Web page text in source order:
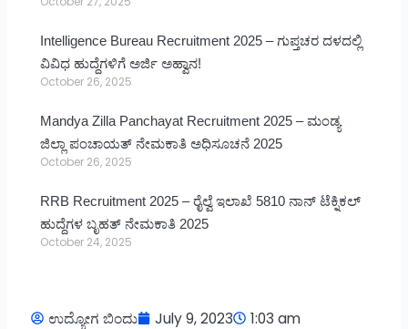
Intelligence Bureau Recruitment 2025 – ಗುಪ್ತಚರ ದಳದಲ್ಲಿ
ವಿವಿಧ ಹುದ್ದೆಗಳಿಗೆ ಅರ್ಜಿ ಅಹ್ವಾನ!
October 26, 2025
Mandya Zilla Panchayat Recruitment 2025 – ಮಂಡ್ಯ
ಜಿಲ್ಲಾ ಪಂಚಾಯತ್ ನೇಮಕಾತಿ ಅಧಿಸೂಚನೆ 2025
October 26, 2025
RRB Recruitment 2025 – ರೈಲ್ವೆ ಇಲಾಖೆ 5810 ನಾನ್ ಟೆಕ್ನಿಕಲ್
ಹುದ್ದೆಗಳ ಬೃಹತ್ ನೇಮಕಾತಿ 2025
October 24, 2025
ಉದ್ಯೋಗ ಬಿಂದು July 9, 2023 1:03 am